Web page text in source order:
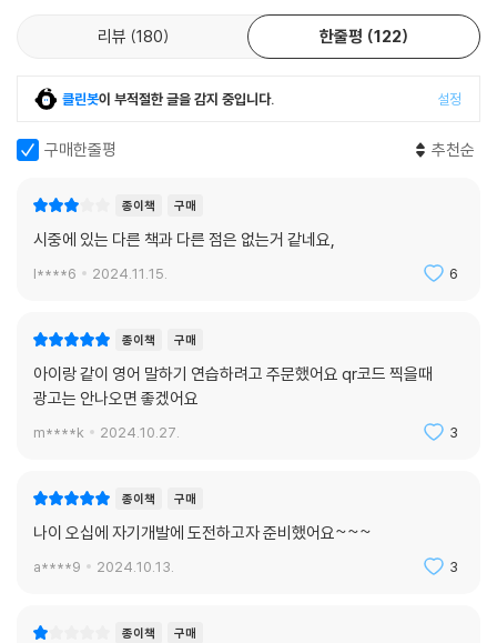
This software is different from the previous version.
어떤 기분이나 욕구를 나타낼 때 사용하는 표현
어떤 일을 처음 할 때 사용하는 표현
무 적 소리블록 34_ It’s worth
It’s worth visiting this museum.
무 적 소리블록 35_ I stopped
어떤 행동을 멈췄다고 말할 때 사용하는 표현
I stopped drinking coffee.
무 적 소리블록 36_ It’s important to
It’s important to stay hydrated.
어떤 일이 어렵거나 힘들 때 사용하는 표현
에서 나오는 소리가 유창해지며 원어민의 소리도 제대로 들린다. 이 소리
튜닝 비법을 책에 꼼꼼하게 실었다. 뿐만 아니라 원어민이 어떻게 발음하
서 원어민의 소리가 나온다. 주아쌤의 친절은 이게 다가 아니다. 소리블록
예문과 대화를 원어민의 목소리로 녹음한 MP3도 제공한다. 이보다 더 친
따라 말하면 네이티브력이 급상승하는 이 책은 단언컨대, 당신의 영어 회
화 실력을 완전히 뒤집을 것이다.
리뷰 180 한줄평 122
클린봇이 부적절한 글을 감지 중입니다. 설정
구매한줄평 추천순
종이책 구매
시중에 있는 다른 책과 다른 점은 없는거 같네요,
l****6 2024.11.15. 6
종이책 구매
아이랑 같이 영어 말하기 연습하려고 주문했어요 qr코드 찍을때
광고는 안나오면 좋겠어요
m****k 2024.10.27. 3
종이책 구매
나이 오십에 자기개발에 도전하고자 준비했어요~~~
a****9 2024.10.13. 3
종이책 구매